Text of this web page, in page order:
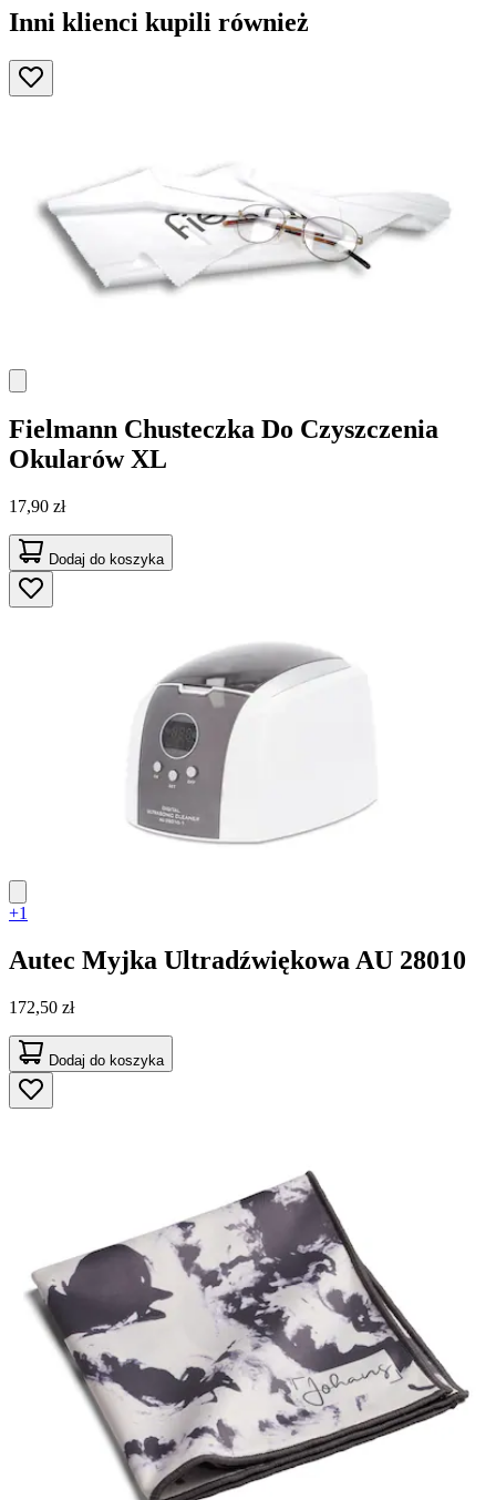
Inni klienci kupili również
Fielmann Chusteczka Do Czyszczenia
Okularów XL
17,90 zł
Dodaj do koszyka
+1
Autec Myjka Ultradźwiękowa AU 28010
172,50 zł
Dodaj do koszyka